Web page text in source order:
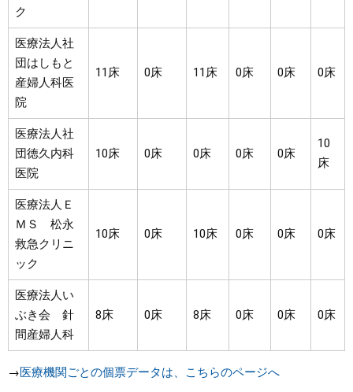
ク
医療法人社
団はしもと
産婦人科医
院
11床 0床 11床 0床 0床 0床
医療法人社
団徳久内科
医院
10床 0床 0床 0床 0床
10
床
医療法人Ｅ
ＭＳ 松永
救急クリニ
ック
10床 0床 10床 0床 0床 0床
医療法人い
ぶき会 針
間産婦人科
8床 0床 8床 0床 0床 0床
→医療機関ごとの個票データは、こちらのページへ